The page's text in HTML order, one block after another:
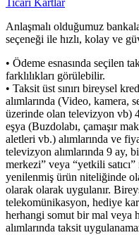
Ticari Kartlar
Anlaşmalı olduğumuz
seçeneği ile hızlı, kolay ve
• Ödeme esnasında seçilen
farklılıkları görülebilir.
• Taksit üst sınırı bireysel
alımlarında (Video, kamera,
üzerinde olan televizyon vb)
eşya (Buzdolabı, çamaşır
aletleri vb.) alımlarında ve
televizyon alımlarında 9 ay,
merkezi” veya “yetkili
yenilenmiş ürün niteliğinde
olarak olarak uygulanır.
telekomünikasyon, hediye
herhangi somut bir mal veya
alımlarında taksit